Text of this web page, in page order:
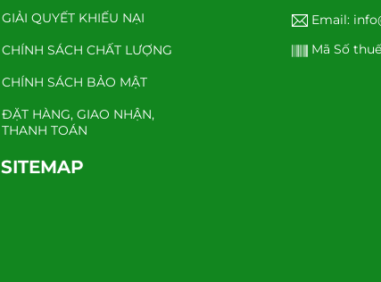
GIẢI QUYẾT KHIẾU NẠI
CHÍNH SÁCH CHẤT LƯỢNG
CHÍNH SÁCH BẢO MẬT
ĐẶT HÀNG, GIAO NHẬN,
THANH TOÁN
SITEMAP
Email:
Mã Số